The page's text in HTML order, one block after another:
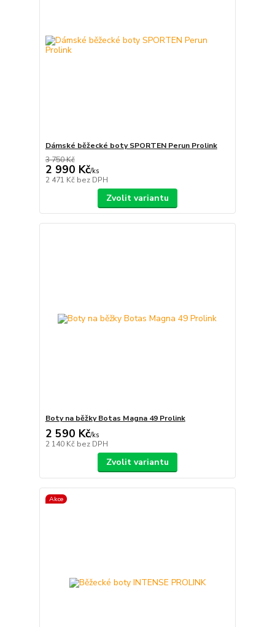
Dámské běžecké boty SPORTEN Perun Prolink
3 750 Kč
2 990 Kč/ks
2 471 Kč bez DPH
Zvolit variantu
Boty na běžky Botas Magna 49 Prolink
2 590 Kč/ks
2 140 Kč bez DPH
Zvolit variantu
Akce